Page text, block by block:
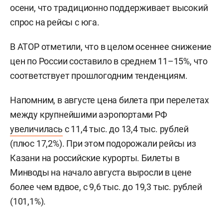
осени, что традиционно поддерживает высокий
спрос на рейсы с юга.
В АТОР отметили, что в целом осеннее снижение
цен по России составило в среднем 11–15%, что
соответствует прошлогодним тенденциям.
Напомним, в августе цена билета при перелетах
между крупнейшими аэропортами РФ
увеличилась с 11,4 тыс. до 13,4 тыс. рублей
(плюс 17,2%). При этом подорожали рейсы из
Казани на российские курорты. Билеты в
Минводы на начало августа выросли в цене
более чем вдвое, с 9,6 тыс. до 19,3 тыс. рублей
(101,1%).